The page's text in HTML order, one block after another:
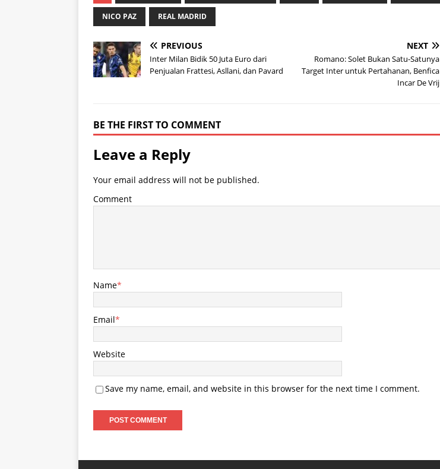
NICO PAZ REAL MADRID
PREVIOUS
Inter Milan Bidik 50 Juta Euro dari
Penjualan Frattesi, Asllani, dan Pavard
NEXT
Romano: Solet Bukan Satu-Satunya
Target Inter untuk Pertahanan, Benfica
Incar De Vrij
BE THE FIRST TO COMMENT
Leave a Reply
Your email address will not be published.
Comment
Name*
Email*
Website
Save my name, email, and website in this browser for the next time I comment.